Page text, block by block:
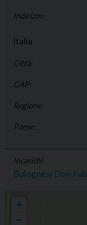
Indirizzo:
Italia
Città:
CAP:
Regione:
Paese:
Incarichi
Bolognesi Don
Parrocchia di S. Andrea
+
−